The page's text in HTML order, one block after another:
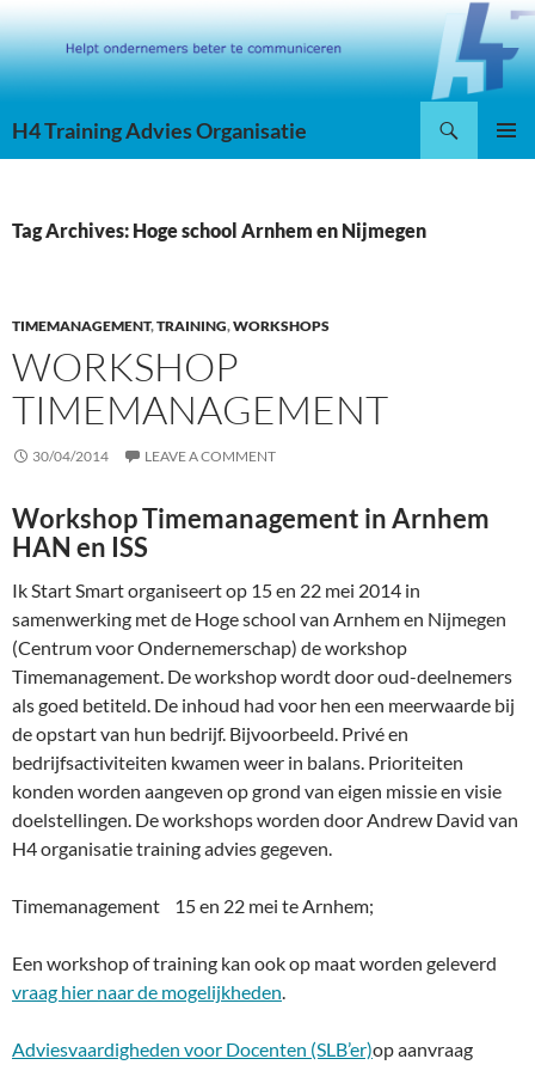
Skip
to
content
H4 Training Advies Organisatie
Tag Archives: Hoge school Arnhem en Nijmegen
TIMEMANAGEMENT,TRAINING,WORKSHOPS
WORKSHOP
TIMEMANAGEMENT
30/04/2014 LEAVE A COMMENT
Workshop Timemanagement in Arnhem
HAN en ISS
Ik Start Smart organiseert op 15 en 22 mei 2014 in
samenwerking met de Hoge school van Arnhem en Nijmegen
(Centrum voor Ondernemerschap) de workshop
Timemanagement. De workshop wordt door oud-deelnemers
als goed betiteld. De inhoud had voor hen een meerwaarde bij
de opstart van hun bedrijf. Bijvoorbeeld. Privé en
bedrijfsactiviteiten kwamen weer in balans. Prioriteiten
konden worden aangeven op grond van eigen missie en visie
doelstellingen. De workshops worden door Andrew David van
H4 organisatie training advies gegeven.
Timemanagement 15 en 22 mei te Arnhem;
Een workshop of training kan ook op maat worden geleverd
vraag hier naar de mogelijkheden.
Adviesvaardigheden voor Docenten (SLB’er)op aanvraag